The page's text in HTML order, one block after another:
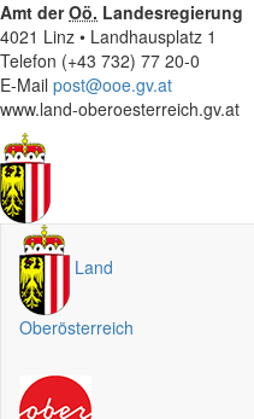
Amt derOö. Landesregierung
4021 Linz • Landhausplatz 1
Telefon (+43 732) 77 20-0
E-Mail post@ooe.gv.at
www.land-oberoesterreich.gv.at
Land
Oberösterreich